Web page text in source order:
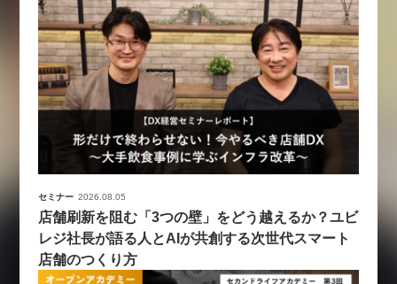
セミナー 2026.08.05
店舗刷新を阻む「3つの壁」をどう越えるか？ユビ
レジ社長が語る人とAIが共創する次世代スマート
店舗のつくり方